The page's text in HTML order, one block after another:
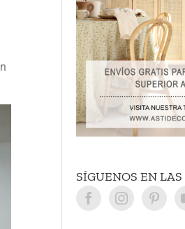
SÍGUENOS EN LAS